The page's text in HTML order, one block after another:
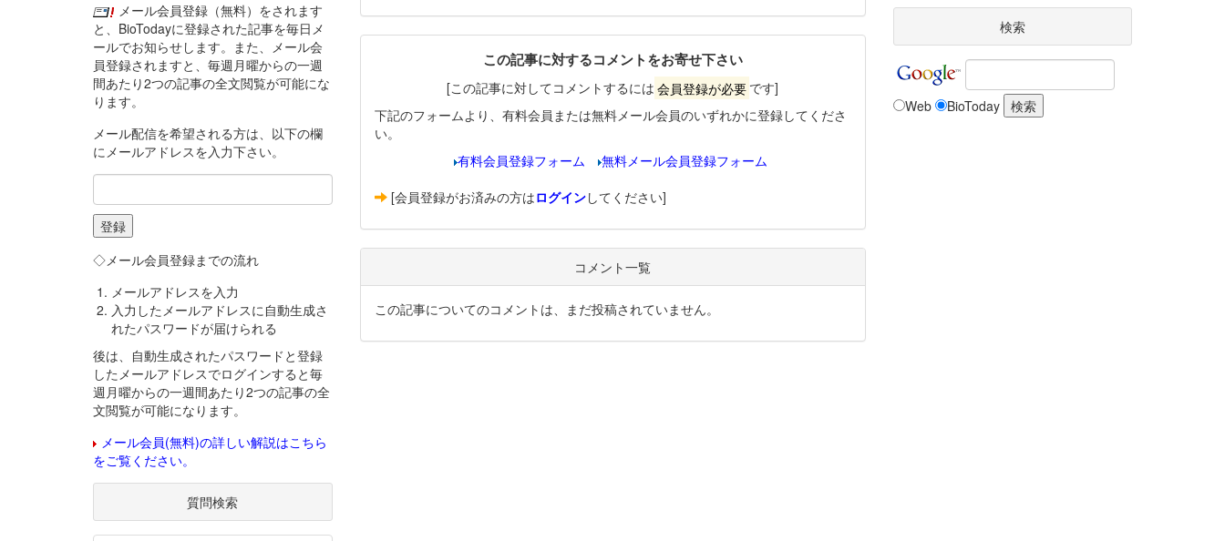
この記事に対するコメントをお寄せ下さい
[この記事に対してコメントするには 会員登録が必要 です]
下記のフォームより、有料会員または無料メール会員のいずれかに登録してくださ
い。
有料会員登録フォーム
無料メール会員登録フォーム
[会員登録がお済みの方はログインしてください]
コメント一覧
この記事についてのコメントは、まだ投稿されていません。
メール会員登録（無料）をされます
と、BioTodayに登録された記事を毎日メ
ールでお知らせします。また、メール会
員登録されますと、毎週月曜からの一週
間あたり2つの記事の全文閲覧が可能にな
ります。
メール配信を希望される方は、以下の欄
にメールアドレスを入力下さい。
◇メール会員登録までの流れ
メールアドレスを入力
入力したメールアドレスに自動生成さ
れたパスワードが届けられる
後は、自動生成されたパスワードと登録
したメールアドレスでログインすると毎
週月曜からの一週間あたり2つの記事の全
文閲覧が可能になります。
メール会員(無料)の詳しい解説はこちら
をご覧ください。
質問検索
検索
Web BioToday